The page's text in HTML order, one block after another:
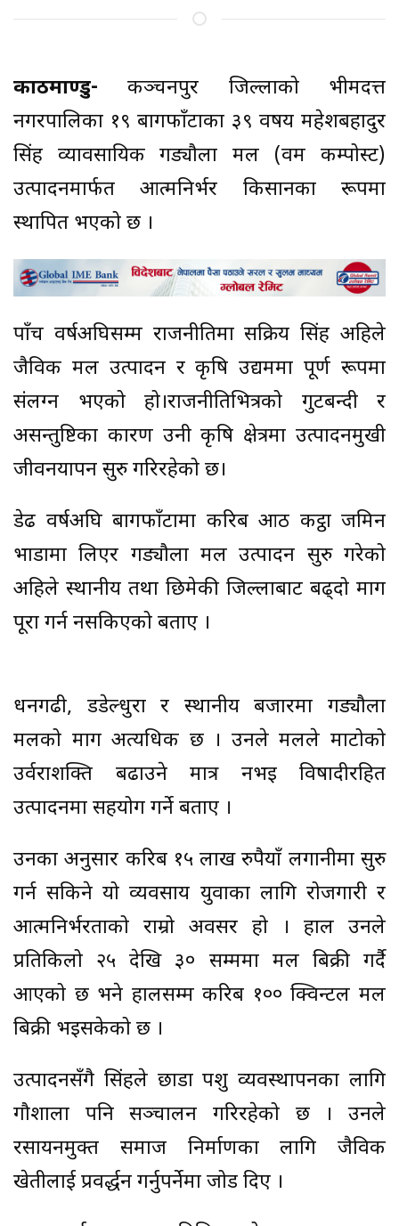
काठमाण्डु- कञ्चनपुर जिल्लाको भीमदत्त
नगरपालिका १९ बागफाँटाका ३९ वर्षीय महेशबहादुर
सिंह व्यावसायिक गड्यौला मल (वर्मी कम्पोस्ट)
उत्पादनमार्फत आत्मनिर्भर किसानका रूपमा
स्थापित भएको छ ।
पाँच वर्षअघिसम्म राजनीतिमा सक्रिय सिंह अहिले
जैविक मल उत्पादन र कृषि उद्यममा पूर्ण रूपमा
संलग्न भएको हो।राजनीतिभित्रको गुटबन्दी र
असन्तुष्टिका कारण उनी कृषि क्षेत्रमा उत्पादनमुखी
जीवनयापन सुरु गरिरहेको छ।
डेढ वर्षअघि बागफाँटामा करिब आठ कट्ठा जमिन
भाडामा लिएर गड्यौला मल उत्पादन सुरु गरेको
अहिले स्थानीय तथा छिमेकी जिल्लाबाट बढ्दो माग
पूरा गर्न नसकिएको बताए ।
धनगढी, डडेल्धुरा र स्थानीय बजारमा गड्यौला
मलको माग अत्यधिक छ । उनले मलले माटोको
उर्वराशक्ति बढाउने मात्र नभइ विषादीरहित
उत्पादनमा सहयोग गर्ने बताए ।
उनका अनुसार करिब १५ लाख रुपैयाँ लगानीमा सुरु
गर्न सकिने यो व्यवसाय युवाका लागि रोजगारी र
आत्मनिर्भरताको राम्रो अवसर हो । हाल उनले
प्रतिकिलो २५ देखि ३० सम्ममा मल बिक्री गर्दै
आएको छ भने हालसम्म करिब १०० क्विन्टल मल
बिक्री भइसकेको छ ।
उत्पादनसँगै सिंहले छाडा पशु व्यवस्थापनका लागि
गौशाला पनि सञ्चालन गरिरहेको छ । उनले
रसायनमुक्त समाज निर्माणका लागि जैविक
खेतीलाई प्रवर्द्धन गर्नुपर्नेमा जोड दिए ।